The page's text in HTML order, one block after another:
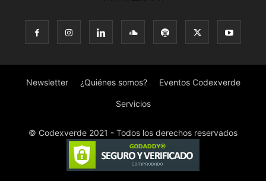
Newsletter ¿Quiénes somos? Eventos Codexverde
Servicios
© Codexverde 2021 - Todos los derechos reservados